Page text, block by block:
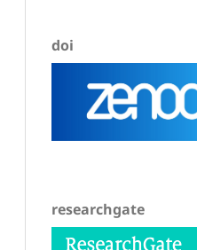
doi
researchgate